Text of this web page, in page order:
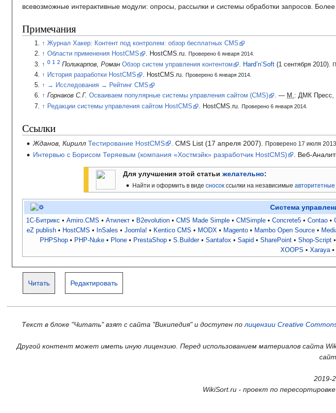
всевозможные интерактивные модули: опросы, рассылки и системы обработки запросов.
Примечания
Журнал Хакер: Контент под контролем: обзор бесплатных CMS
Области применения HostCMS
. HostCMS.ru. Проверено 6 января 2014.
Поликарпов, Роман Обзор систем управления контентом Hard’n’Soft (1 сентября 2010).
История разработки HostCMS . HostCMS.ru. Проверено 6 января 2014.
→ Исследования → Рейтинг CMS
Горнаков С.Г. Осваиваем популярные системы управления сайтом (CMS) . — М.: ДМК Пресс,
Редакции системы управления сайтом HostCMS
HostCMS.ru. Проверено 6 января 2014.
Ссылки
Жданов, Кирилл Тестирование HostCMS CMS List (17 апреля 2007). Проверено 17 июля
Интервью с Борисом Теряевым (компания «Хостмэйк» разработчик HostCMS) . Веб-
Для улучшения этой статьижелательно:
Найти и оформить в видесносок ссылки на независимыеавторитетные
Система
1С-Битрикс Amiro.CMS Атилект B2evolution CMS Made Simple CMSimple Concrete5 Contao
eZ publish
HostCMS InSales Joomla! Kentico CMS MODX Magento Mambo Open Source
PHPShop
PHP-Nuke Plone PrestaShop S.Builder Santafox Sapid SharePoint Shop-Script
XOOPS
Xaraya
Читать Редактировать
Текст в блоке "Читать" взят с сайта "Википедия" и доступен по лицензии Creative
Другой контент может иметь иную лицензию. Перед использованием материалов сайта
2019-
WikiSort.ru - проект по